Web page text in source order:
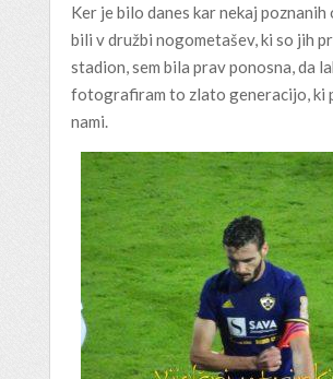
Ker je bilo danes kar nekaj poznanih
bili v družbi nogometašev, ki so jih
stadion, sem bila prav ponosna, da
fotografiram to zlato generacijo, ki
nami.